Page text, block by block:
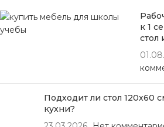
к 1
стол
Подходит ли стол 120х60
кухни?